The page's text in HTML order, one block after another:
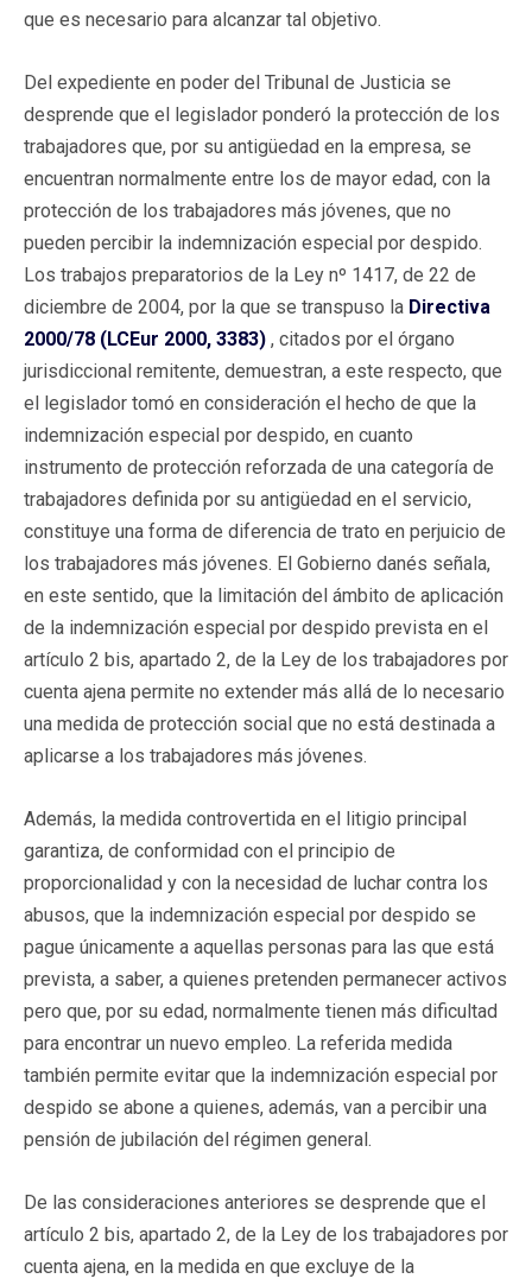
que es necesario para alcanzar tal objetivo.
Del expediente en poder del Tribunal de Justicia se
desprende que el legislador ponderó la protección de los
trabajadores que, por su antigüedad en la empresa, se
encuentran normalmente entre los de mayor edad, con la
protección de los trabajadores más jóvenes, que no
pueden percibir la indemnización especial por despido.
Los trabajos preparatorios de la Ley nº 1417, de 22 de
diciembre de 2004, por la que se transpuso la Directiva
2000/78 (LCEur 2000, 3383) , citados por el órgano
jurisdiccional remitente, demuestran, a este respecto, que
el legislador tomó en consideración el hecho de que la
indemnización especial por despido, en cuanto
instrumento de protección reforzada de una categoría de
trabajadores definida por su antigüedad en el servicio,
constituye una forma de diferencia de trato en perjuicio de
los trabajadores más jóvenes. El Gobierno danés señala,
en este sentido, que la limitación del ámbito de aplicación
de la indemnización especial por despido prevista en el
artículo 2 bis, apartado 2, de la Ley de los trabajadores por
cuenta ajena permite no extender más allá de lo necesario
una medida de protección social que no está destinada a
aplicarse a los trabajadores más jóvenes.
Además, la medida controvertida en el litigio principal
garantiza, de conformidad con el principio de
proporcionalidad y con la necesidad de luchar contra los
abusos, que la indemnización especial por despido se
pague únicamente a aquellas personas para las que está
prevista, a saber, a quienes pretenden permanecer activos
pero que, por su edad, normalmente tienen más dificultad
para encontrar un nuevo empleo. La referida medida
también permite evitar que la indemnización especial por
despido se abone a quienes, además, van a percibir una
pensión de jubilación del régimen general.
De las consideraciones anteriores se desprende que el
artículo 2 bis, apartado 2, de la Ley de los trabajadores por
cuenta ajena, en la medida en que excluye de la